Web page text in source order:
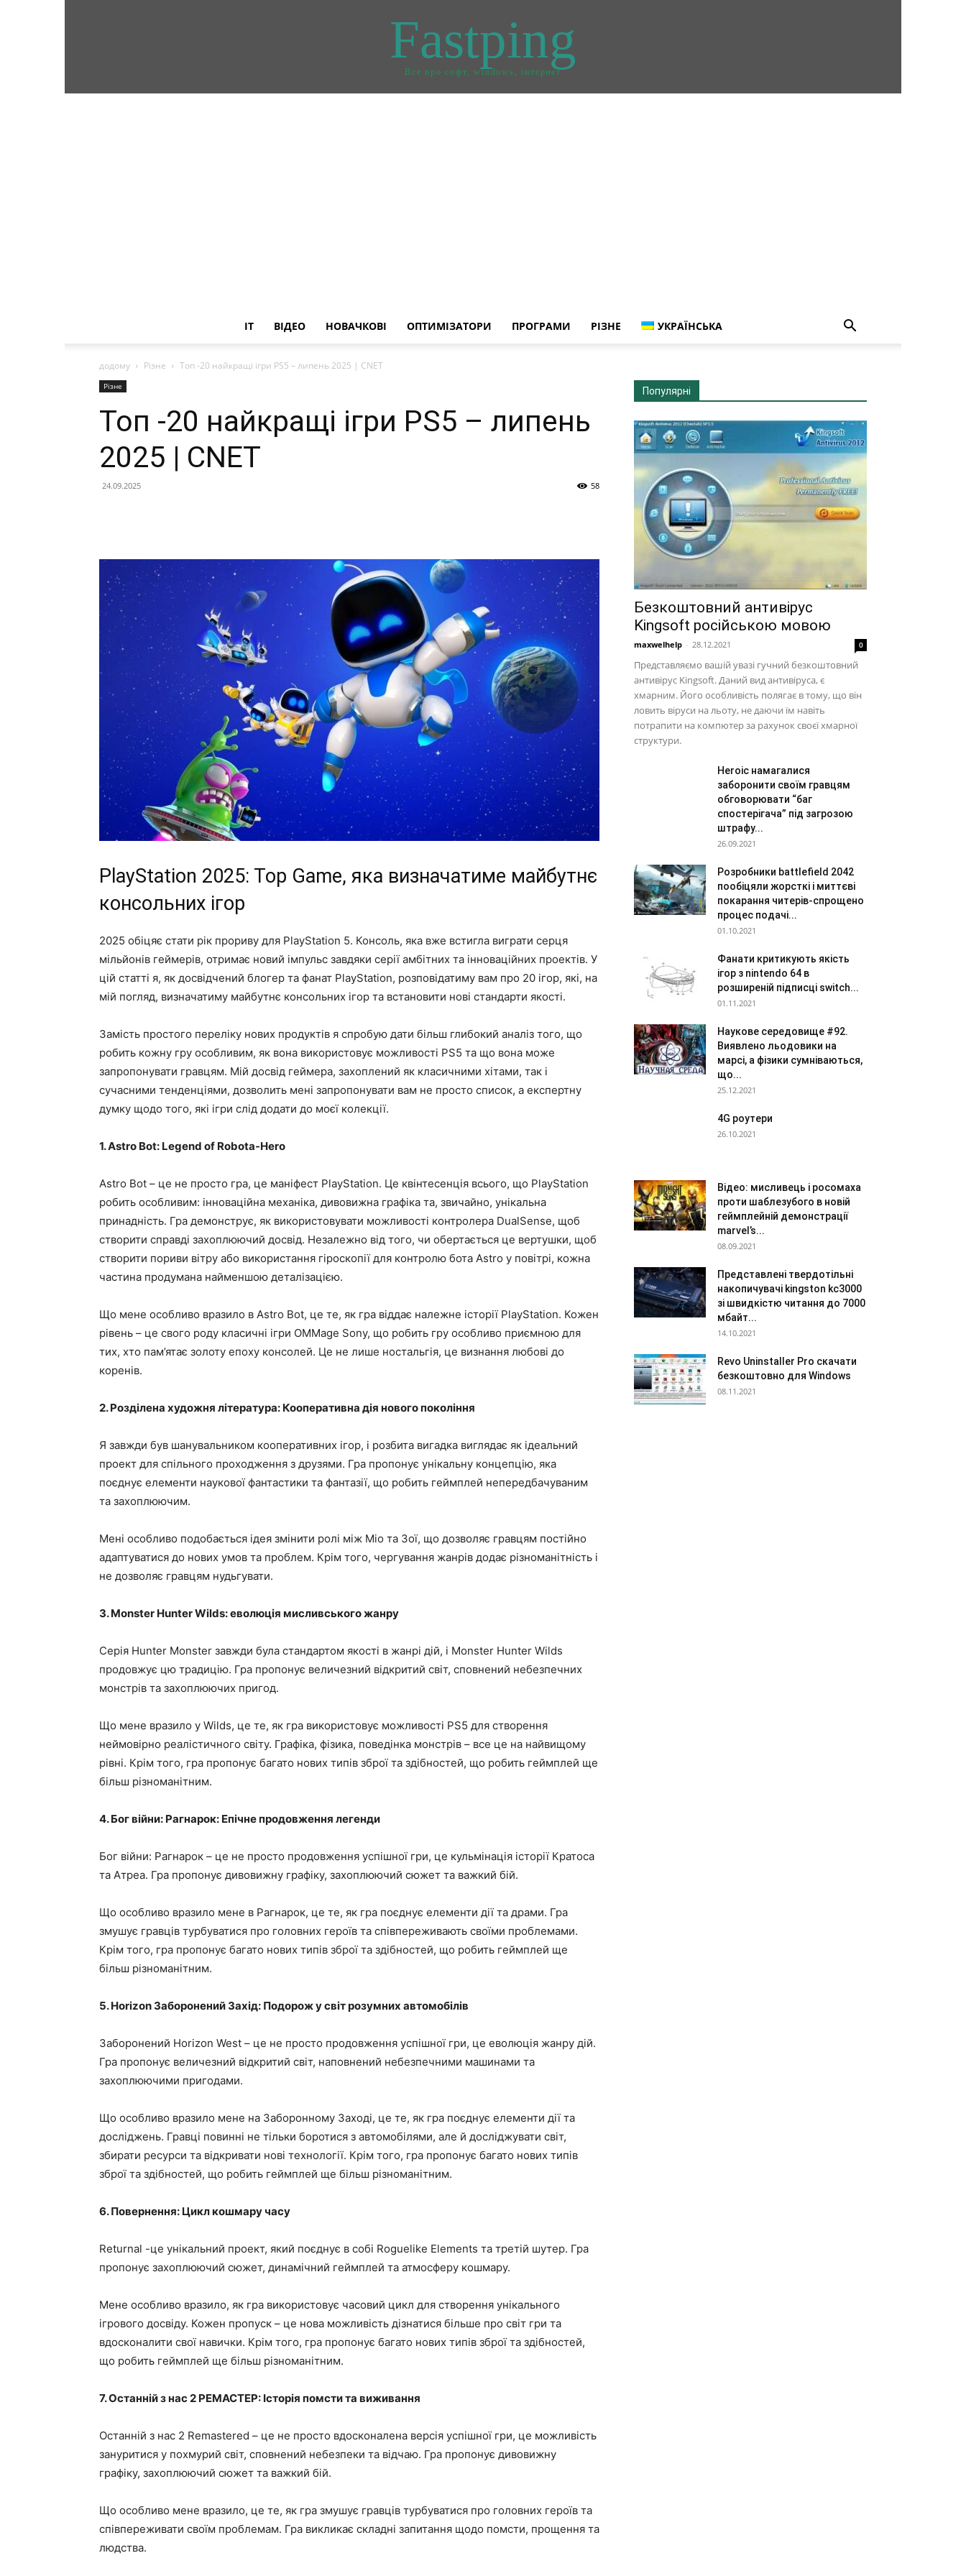
Fastping
Все про софт, windows, інтернет
IT ВІДЕО НОВАЧКОВІ ОПТИМІЗАТОРИ ПРОГРАМИ РІЗНЕ УКРАЇНСЬКА
додому Різне Топ -20 найкращі ігри PS5 – липень 2025 | CNET
Різне
Топ -20 найкращі ігри PS5 – липень
2025 | CNET
24.09.2025 58
PlayStation 2025: Top Game, яка визначатиме майбутнє
консольних ігор
2025 обіцяє стати рік прориву для PlayStation 5. Консоль, яка вже встигла виграти серця
мільйонів геймерів, отримає новий імпульс завдяки серії амбітних та інноваційних проектів. У
цій статті я, як досвідчений блогер та фанат PlayStation, розповідатиму вам про 20 ігор, які, на
мій погляд, визначатиму майбутнє консольних ігор та встановити нові стандарти якості.
Замість простого переліку нових продуктів я спробую дати більш глибокий аналіз того, що
робить кожну гру особливим, як вона використовує можливості PS5 та що вона може
запропонувати гравцям. Мій досвід геймера, захоплений як класичними хітами, так і
сучасними тенденціями, дозволить мені запропонувати вам не просто список, а експертну
думку щодо того, які ігри слід додати до моєї колекції.
1. Astro Bot: Legend of Robota-Hero
Astro Bot – це не просто гра, це маніфест PlayStation. Це квінтесенція всього, що PlayStation
робить особливим: інноваційна механіка, дивовижна графіка та, звичайно, унікальна
принадність. Гра демонструє, як використовувати можливості контролера DualSense, щоб
створити справді захоплюючий досвід. Незалежно від того, чи обертається це вертушки, щоб
створити пориви вітру або використання гіроскопії для контролю бота Astro у повітрі, кожна
частина продумана найменшою деталізацією.
Що мене особливо вразило в Astro Bot, це те, як гра віддає належне історії PlayStation. Кожен
рівень – це свого роду класичні ігри OMMage Sony, що робить гру особливо приємною для
тих, хто пам’ятає золоту епоху консолей. Це не лише ностальгія, це визнання любові до
коренів.
2. Розділена художня література: Кооперативна дія нового покоління
Я завжди був шанувальником кооперативних ігор, і розбита вигадка виглядає як ідеальний
проект для спільного проходження з друзями. Гра пропонує унікальну концепцію, яка
поєднує елементи наукової фантастики та фантазії, що робить геймплей непередбачуваним
та захоплюючим.
Мені особливо подобається ідея змінити ролі між Міо та Зої, що дозволяє гравцям постійно
адаптуватися до нових умов та проблем. Крім того, чергування жанрів додає різноманітність і
не дозволяє гравцям нудьгувати.
3. Monster Hunter Wilds: еволюція мисливського жанру
Серія Hunter Monster завжди була стандартом якості в жанрі дій, і Monster Hunter Wilds
продовжує цю традицію. Гра пропонує величезний відкритий світ, сповнений небезпечних
монстрів та захоплюючих пригод.
Що мене вразило у Wilds, це те, як гра використовує можливості PS5 для створення
неймовірно реалістичного світу. Графіка, фізика, поведінка монстрів – все це на найвищому
рівні. Крім того, гра пропонує багато нових типів зброї та здібностей, що робить геймплей ще
більш різноманітним.
4. Бог війни: Рагнарок: Епічне продовження легенди
Бог війни: Рагнарок – це не просто продовження успішної гри, це кульмінація історії Кратоса
та Атреа. Гра пропонує дивовижну графіку, захоплюючий сюжет та важкий бій.
Що особливо вразило мене в Рагнарок, це те, як гра поєднує елементи дії та драми. Гра
змушує гравців турбуватися про головних героїв та співпереживають своїми проблемами.
Крім того, гра пропонує багато нових типів зброї та здібностей, що робить геймплей ще
більш різноманітним.
5. Horizon Заборонений Захід: Подорож у світ розумних автомобілів
Заборонений Horizon West – це не просто продовження успішної гри, це еволюція жанру дій.
Гра пропонує величезний відкритий світ, наповнений небезпечними машинами та
захоплюючими пригодами.
Що особливо вразило мене на Заборонному Заході, це те, як гра поєднує елементи дії та
досліджень. Гравці повинні не тільки боротися з автомобілями, але й досліджувати світ,
збирати ресурси та відкривати нові технології. Крім того, гра пропонує багато нових типів
зброї та здібностей, що робить геймплей ще більш різноманітним.
6. Повернення: Цикл кошмару часу
Returnal -це унікальний проект, який поєднує в собі Roguelike Elements та третій шутер. Гра
пропонує захоплюючий сюжет, динамічний геймплей та атмосферу кошмару.
Мене особливо вразило, як гра використовує часовий цикл для створення унікального
ігрового досвіду. Кожен пропуск – це нова можливість дізнатися більше про світ гри та
вдосконалити свої навички. Крім того, гра пропонує багато нових типів зброї та здібностей,
що робить геймплей ще більш різноманітним.
7. Останній з нас 2 РЕМАСТЕР: Історія помсти та виживання
Останній з нас 2 Remastered – це не просто вдосконалена версія успішної гри, це можливість
зануритися у похмурий світ, сповнений небезпеки та відчаю. Гра пропонує дивовижну
графіку, захоплюючий сюжет та важкий бій.
Що особливо мене вразило, це те, як гра змушує гравців турбуватися про головних героїв та
співпереживати своїм проблемам. Гра викликає складні запитання щодо помсти, прощення та
людства.
Популярні
Безкоштовний антивірус
Kingsoft російською мовою
maxwelhelp - 28.12.2021 0
Представляємо вашій увазі гучний безкоштовний
антивірус Kingsoft. Даний вид антивіруса, є
хмарним. Його особливість полягає в тому, що він
ловить віруси на льоту, не даючи їм навіть
потрапити на компютер за рахунок своєї хмарної
структури.
Heroic намагалися
заборонити своїм гравцям
обговорювати “баг
спостерігача” під загрозою
штрафу...
26.09.2021
Розробники battlefield 2042
пообіцяли жорсткі і миттєві
покарання читерів-спрощено
процес подачі...
01.10.2021
Фанати критикують якість
ігор з nintendo 64 в
розширеній підписці switch...
01.11.2021
Наукове середовище #92.
Виявлено льодовики на
марсі, а фізики сумніваються,
що...
25.12.2021
4G роутери
26.10.2021
Відео: мисливець і росомаха
проти шаблезубого в новій
геймплейній демонстрації
marvel’s...
08.09.2021
Представлені твердотільні
накопичувачі kingston kc3000
зі швидкістю читання до 7000
мбайт...
14.10.2021
Revo Uninstaller Pro скачати
безкоштовно для Windows
08.11.2021